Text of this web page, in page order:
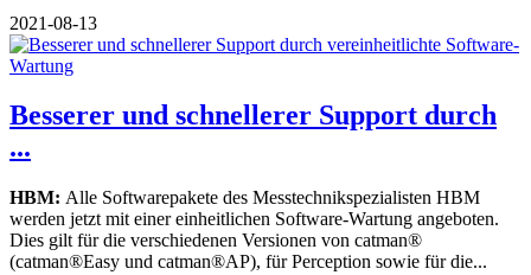
2021-08-13
Besserer und schnellerer Support durch
...
HBM: Alle Softwarepakete des Messtechnikspezialisten HBM
werden jetzt mit einer einheitlichen Software-Wartung angeboten.
Dies gilt für die verschiedenen Versionen von catman®
(catman®Easy und catman®AP), für Perception sowie für die...